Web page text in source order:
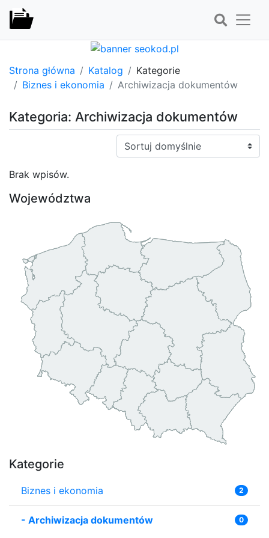
Strona główna Katalog
Kategorie
Biznes i ekonomia
Archiwizacja dokumentów
Kategoria: Archiwizacja dokumentów
Sortuj:
Brak wpisów.
Województwa
Kategorie
Biznes i ekonomia 2
- Archiwizacja dokumentów 0